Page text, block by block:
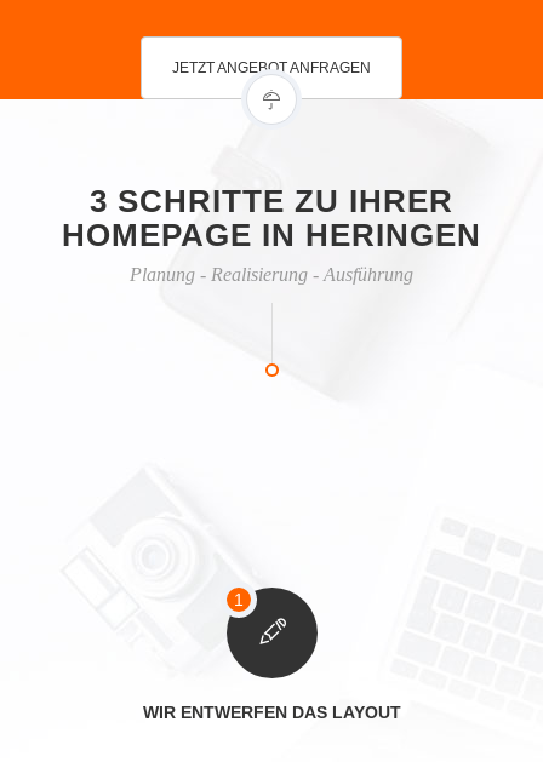
JETZT ANGEBOT ANFRAGEN
3 SCHRITTE ZU IHRER
HOMEPAGE IN HERINGEN
Planung - Realisierung - Ausführung
WIR ENTWERFEN DAS LAYOUT